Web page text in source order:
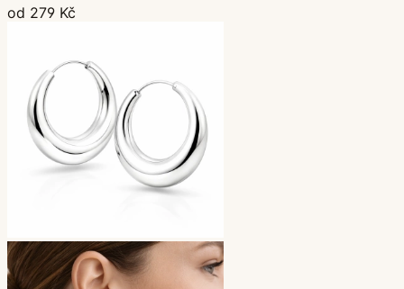
od 279 Kč